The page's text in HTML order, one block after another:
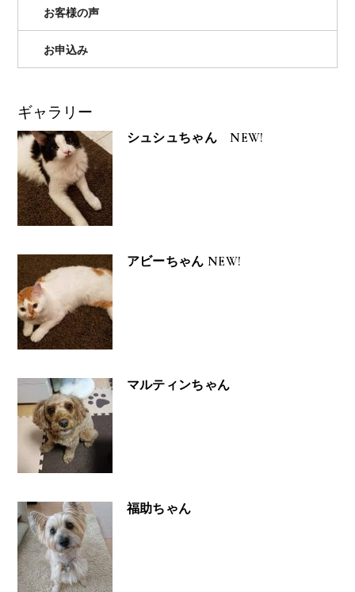
お客様の声
お申込み
ギャラリー
シュシュちゃん NEW!
アビーちゃん NEW!
マルティンちゃん
福助ちゃん